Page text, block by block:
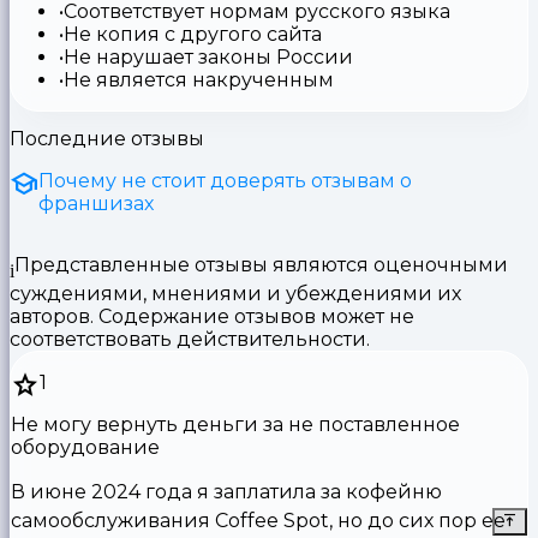
Соответствует нормам русского языка
Не копия с другого сайта
Не нарушает законы России
Не является накрученным
Последние отзывы
Почему не стоит доверять отзывам о
франшизах
Представленные отзывы являются оценочными
суждениями, мнениями и убеждениями их
авторов. Содержание отзывов может не
соответствовать действительности.
1
Не могу вернуть деньги за не поставленное
оборудование
В июне 2024 года я заплатила за кофейню
самообслуживания Coffee Spot, но до сих пор ее